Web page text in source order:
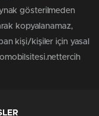
gösterilmeden
kopyalanamaz,
kişi/kişiler için yasal